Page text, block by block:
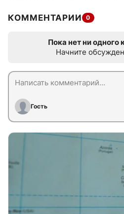
КОММЕНТАРИИ 0
Пока нет ни одного
Начните
Гость